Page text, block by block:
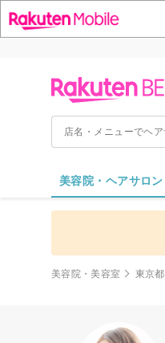
美容院・ヘアサロン
美容院・美容室 東京都